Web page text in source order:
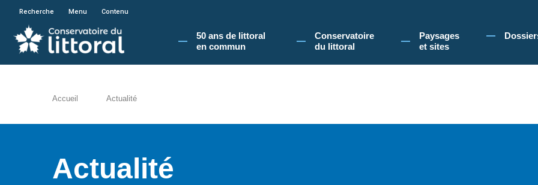
En poursuivant votre navigation sur le site du Conservatoire du littoral, vous acceptez l'utilisation de cookies pour vous
Recherche Menu Contenu
50 ans de littoral
en commun​
Conservatoire
du littoral
Paysages
et sites
Accueil Actualité
Actualité